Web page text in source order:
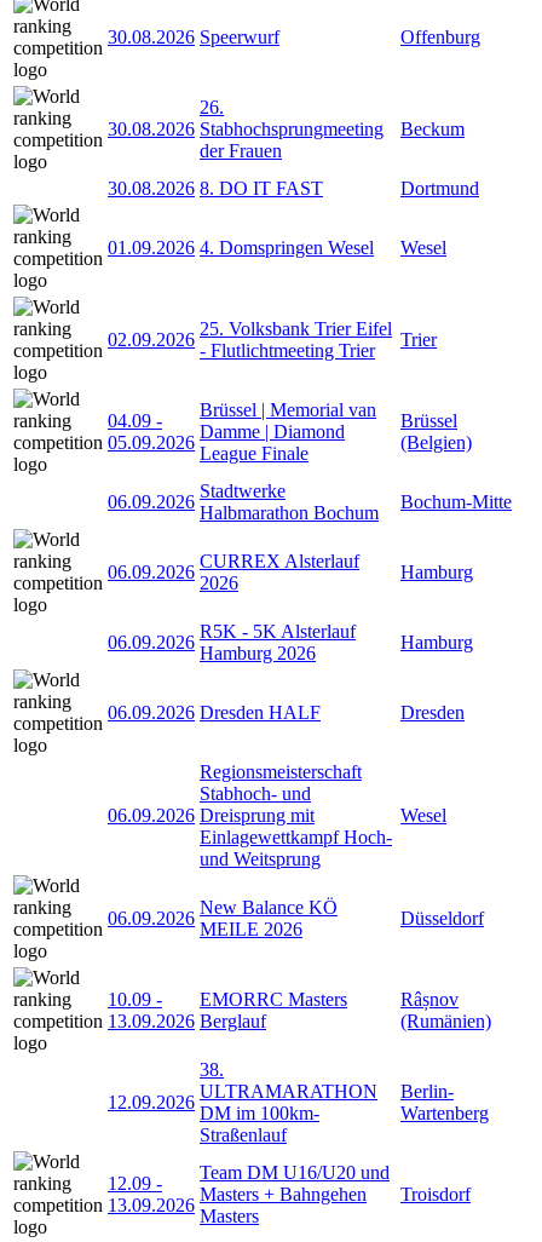
30.08.2026 Speerwurf Offenburg
30.08.2026
26.
Stabhochsprungmeeting
der Frauen
Beckum
30.08.2026 8. DO IT FAST Dortmund
01.09.2026 4. Domspringen Wesel Wesel
02.09.2026
25. Volksbank Trier Eifel
- Flutlichtmeeting Trier
Trier
04.09 -
05.09.2026
Brüssel | Memorial van
Damme | Diamond
League Finale
Brüssel
(Belgien)
06.09.2026
Stadtwerke
Halbmarathon Bochum
Bochum-Mitte
06.09.2026
CURREX Alsterlauf
2026
Hamburg
06.09.2026
R5K - 5K Alsterlauf
Hamburg 2026
Hamburg
06.09.2026 Dresden HALF Dresden
06.09.2026
Regionsmeisterschaft
Stabhoch- und
Dreisprung mit
Einlagewettkampf Hoch-
und Weitsprung
Wesel
06.09.2026
New Balance KÖ
MEILE 2026
Düsseldorf
10.09 -
13.09.2026
EMORRC Masters
Berglauf
Râșnov
(Rumänien)
12.09.2026
38.
ULTRAMARATHON
DM im 100km-
Straßenlauf
Berlin-
Wartenberg
12.09 -
13.09.2026
Team DM U16/U20 und
Masters + Bahngehen
Masters
Troisdorf